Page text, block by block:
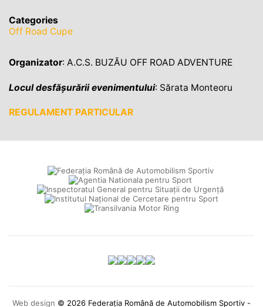
Categories
Off Road Cupe
Organizator: A.C.S. BUZĂU OFF ROAD ADVENTURE
Locul desfășurării evenimentului: Sărata Monteoru
REGULAMENT PARTICULAR
Web design © 2026 Federația Română de Automobilism Sportiv -